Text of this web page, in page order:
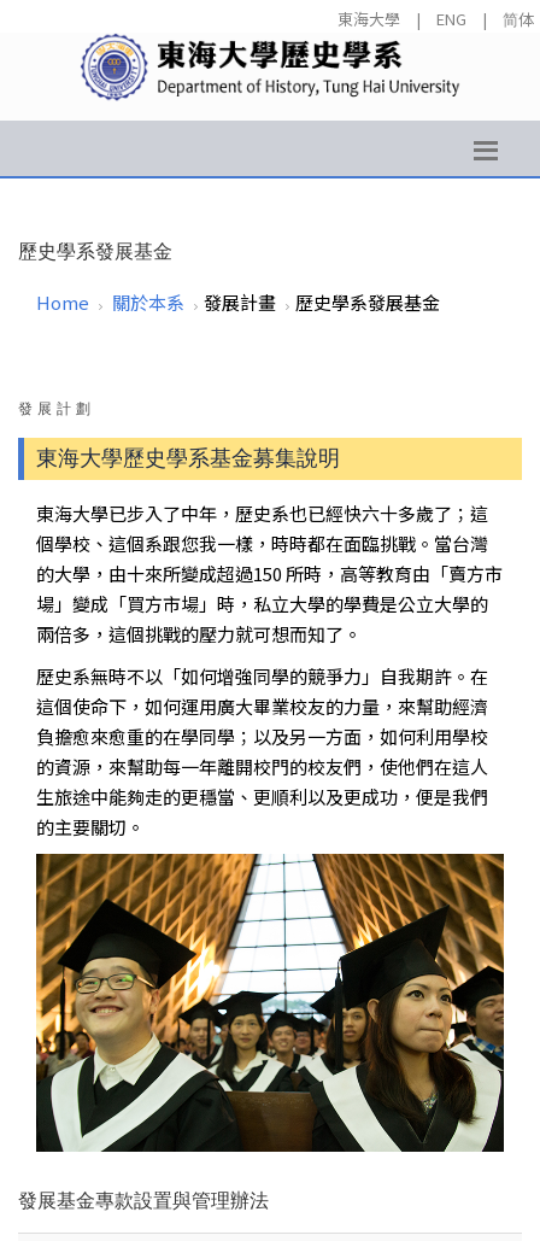
東海大學 | ENG | 简体
歷史學系發展基金
Home 關於本系 發展計畫 歷史學系發展基金
發展計劃
東海大學歷史學系基金募集說明
東海大學已步入了中年，歷史系也已經快六十多歲了；這
個學校、這個系跟您我一樣，時時都在面臨挑戰。當台灣
的大學，由十來所變成超過150 所時，高等教育由「賣方市
場」變成「買方市場」時，私立大學的學費是公立大學的
兩倍多，這個挑戰的壓力就可想而知了。
歷史系無時不以「如何增強同學的競爭力」自我期許。在
這個使命下，如何運用廣大畢業校友的力量，來幫助經濟
負擔愈來愈重的在學同學；以及另一方面，如何利用學校
的資源，來幫助每一年離開校門的校友們，使他們在這人
生旅途中能夠走的更穩當、更順利以及更成功，便是我們
的主要關切。
發展基金專款設置與管理辦法